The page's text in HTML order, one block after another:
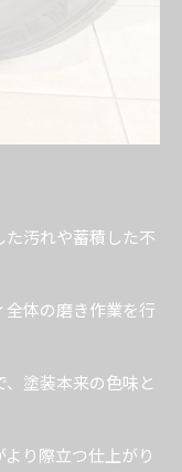
汚れや蓄積した不
体の磨き作業を行
塗装本来の色味と
り際立つ仕上がり